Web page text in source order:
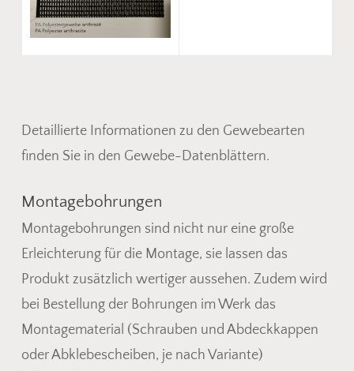
Detaillierte Informationen zu den Gewebearten
finden Sie in den Gewebe-Datenblättern.
Montagebohrungen
Montagebohrungen sind nicht nur eine große
Erleichterung für die Montage, sie lassen das
Produkt zusätzlich wertiger aussehen. Zudem wird
bei Bestellung der Bohrungen im Werk das
Montagematerial (Schrauben und Abdeckkappen
oder Abklebescheiben, je nach Variante)